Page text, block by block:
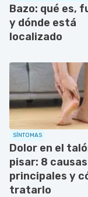
Bazo: qué es,
y dónde está
localizado
SÍNTOMAS
Dolor en el
pisar: 8 causas
principales y
tratarlo